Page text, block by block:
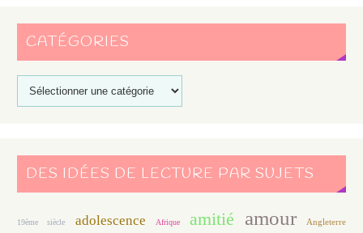
CATÉGORIES
DES IDÉES DE LECTURE PAR SUJETS
19ème siècle adolescence Afrique amitié amour Angleterre